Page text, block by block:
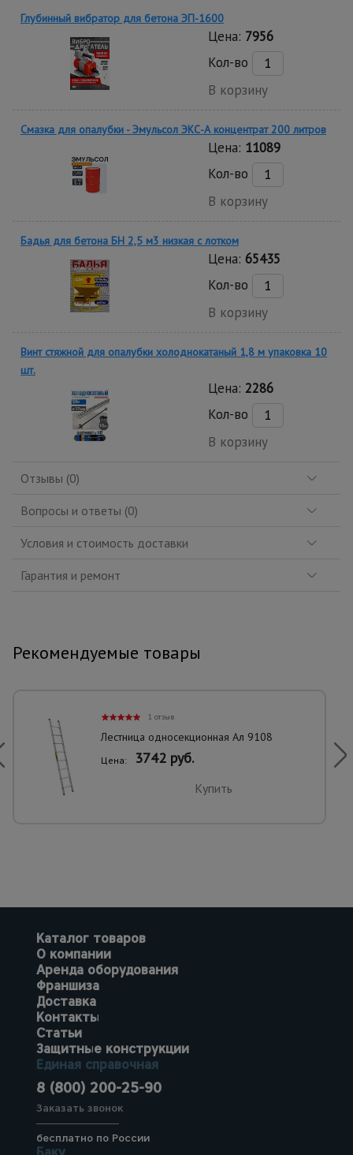
Глубинный вибратор для бетона ЭП-1600
Цена: 7956
Кол-во
В корзину
Смазка для опалубки - Эмульсол ЭКС-А концентрат 200 литров
Цена: 11089
Кол-во
В корзину
Бадья для бетона БН 2,5 м3 низкая с лотком
Цена: 65435
Кол-во
В корзину
Винт стяжной для опалубки холоднокатаный 1,8 м упаковка 10
шт.
Цена: 2286
Кол-во
В корзину
Отзывы (0)
Вопросы и ответы (0)
Условия и стоимость доставки
Гарантия и ремонт
Рекомендуемые товары
1 отзыв
Лестница односекционная Ал 9108
Цена: 3742 руб.
Купить
Каталог товаров
О компании
Аренда оборудования
Франшиза
Доставка
Контакты
Статьи
Защитные конструкции
Единая справочная
8 (800) 200-25-90
Заказать звонок
бесплатно по России